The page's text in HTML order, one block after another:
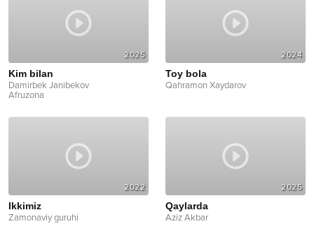
2025
Kim bilan
Damirbek Janibekov
Afruzona
2024
Toy bola
Qahramon Xaydarov
2022
Ikkimiz
Zamonaviy guruhi
2025
Qaylarda
Aziz Akbar